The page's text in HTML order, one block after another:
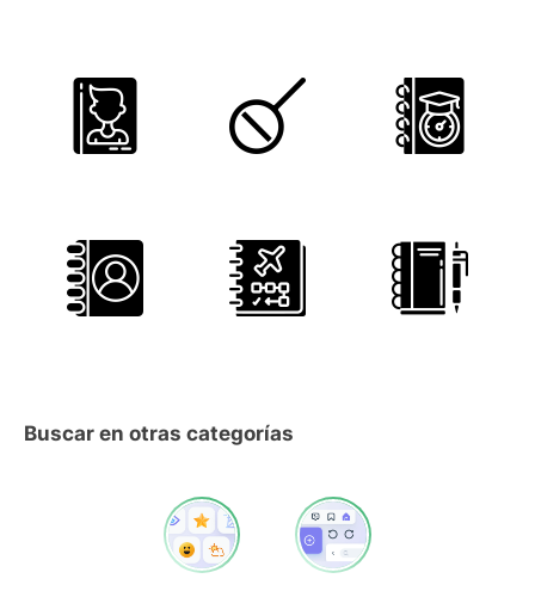
Buscar en otras categorías